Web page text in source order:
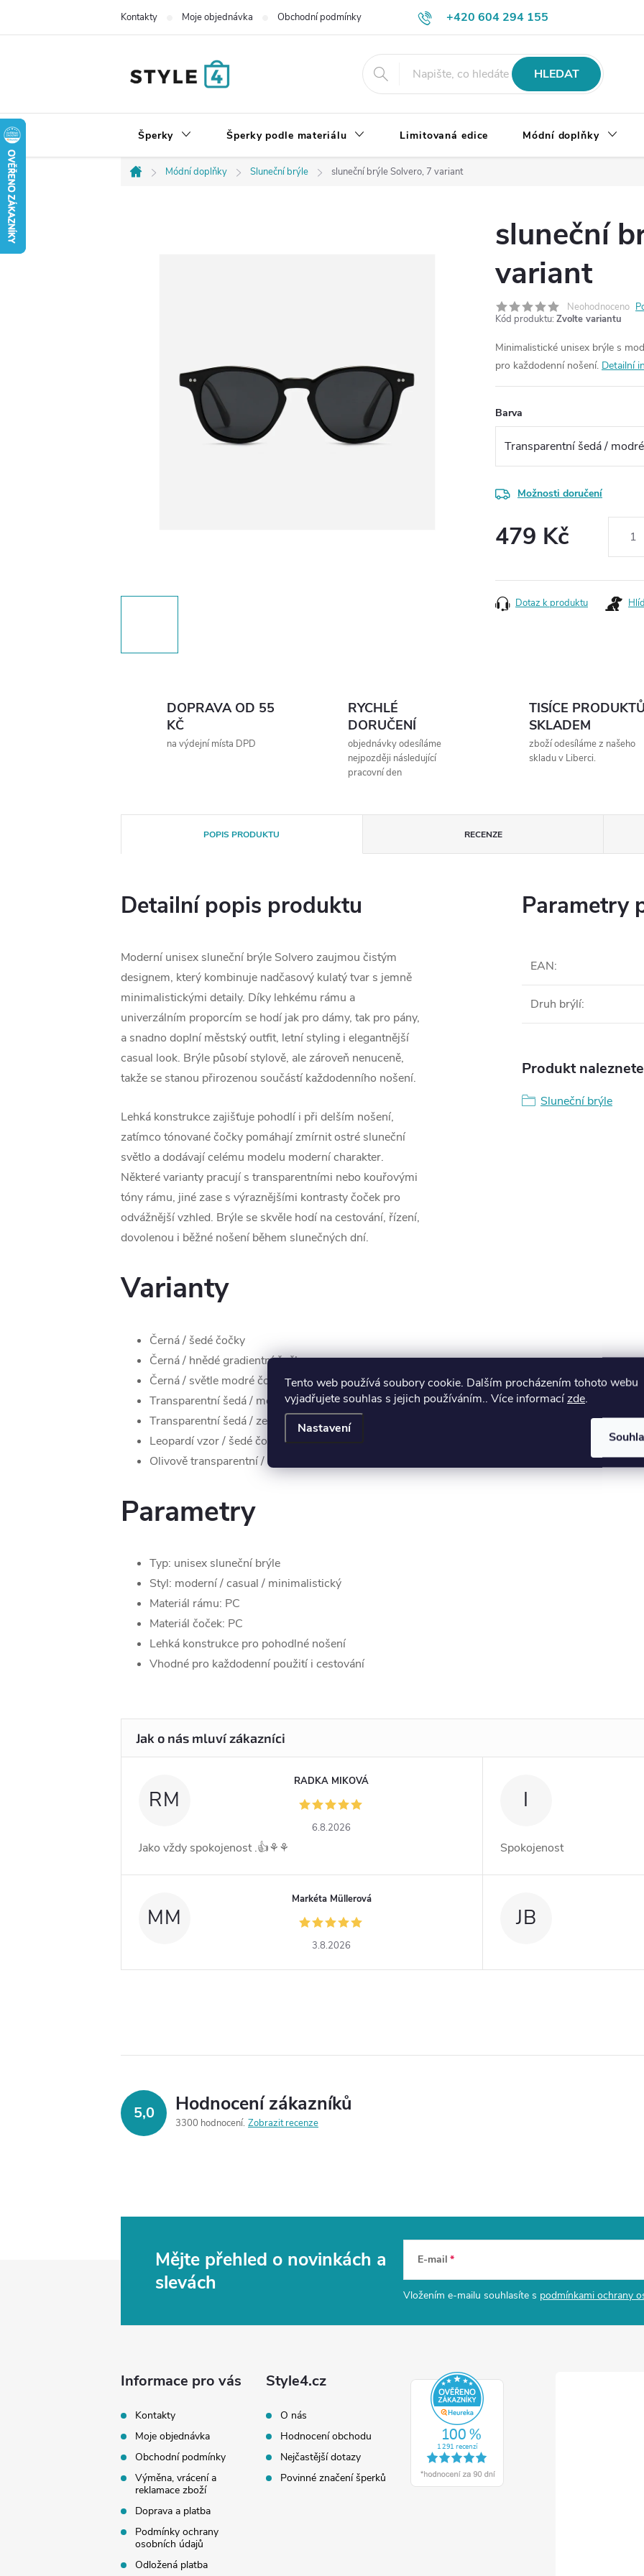
Tento web používá soubory cookie. Dalším procházením tohoto webu
vyjadřujete souhlas s jejich používáním.. Více informacízde.
Nastavení
+420 604 294 155
Kontakty Moje objednávka Obchodní podmínky Výměna, vrácení a reklamace zboží
HLEDAT
Šperky Šperky podle materiálu Limitovaná edice Módní doplňky
Domů
Módní doplňky Sluneční brýle sluneční brýle Solvero, 7 variant
sluneční
variant
Neohodnoceno
Kód produktu: Zvolte variantu
Minimalistické unisex brýle s
pro každodenní nošení. Detailní
Barva
Možnosti doručení
479 Kč
Dotaz k produktu
DOPRAVA OD 55
KČ
na výdejní místa DPD
RYCHLÉ
DORUČENÍ
objednávky odesíláme
nejpozději následující
pracovní den
TISÍCE
SKLADEM
zboží odesíláme z našeho
skladu v Liberci.
POPIS PRODUKTU RECENZE
Detailní popis produktu
Moderní unisex sluneční brýle Solvero zaujmou čistým
designem, který kombinuje nadčasový kulatý tvar s jemně
minimalistickými detaily. Díky lehkému rámu a
univerzálním proporcím se hodí jak pro dámy, tak pro pány,
a snadno doplní městský outfit, letní styling i elegantnější
casual look. Brýle působí stylově, ale zároveň nenuceně,
takže se stanou přirozenou součástí každodenního nošení.
Lehká konstrukce zajišťuje pohodlí i při delším nošení,
zatímco tónované čočky pomáhají zmírnit ostré sluneční
světlo a dodávají celému modelu moderní charakter.
Některé varianty pracují s transparentními nebo kouřovými
tóny rámu, jiné zase s výraznějšími kontrasty čoček pro
odvážnější vzhled. Brýle se skvěle hodí na cestování, řízení,
dovolenou i běžné nošení během slunečných dní.
Varianty
Černá / šedé čočky
Černá / hnědé gradientní čočky
Černá / světle modré čočky
Transparentní šedá / modré čočky
Transparentní šedá / zelené čočky
Leopardí vzor / šedé čočky
Olivově transparentní / světle hnědé čočky
Parametry
Typ: unisex sluneční brýle
Styl: moderní / casual / minimalistický
Materiál rámu: PC
Materiál čoček: PC
Lehká konstrukce pro pohodlné nošení
Vhodné pro každodenní použití i cestování
Parametry
EAN:
Druh brýlí:
Produkt
Sluneční brýle
RM
RADKA MIKOVÁ
6.8.2026
Jako vždy spokojenost .👍⚘️⚘️
I
Spokojenost
MM
Markéta Müllerová
3.8.2026
JB
5,0 Hodnocení zákazníků
3300 hodnocení Zobrazit recenze
Mějte přehled o novinkách a
slevách
E-mail
Vložením e-mailu souhlasíte s podmínkami ochrany
Informace pro vás
Kontakty
Moje objednávka
Obchodní podmínky
Výměna, vrácení a
reklamace zboží
Doprava a platba
Podmínky ochrany
osobních údajů
Odložená platba
Style4.cz
O nás
Hodnocení obchodu
Nejčastější dotazy
Povinné značení šperků